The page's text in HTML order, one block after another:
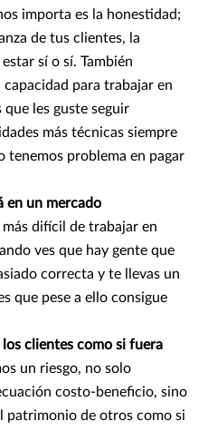
importa es la honestidad;
de tus clientes, la
sí o sí. También
capacidad para trabajar en
les guste seguir
más técnicas siempre
tenemos problema en pagar
en un mercado
más difícil de trabajar en
ves que hay gente que
correcta y te llevas un
que pese a ello consigue
clientes como si fuera
un riesgo, no solo
costo-beneficio, sino
patrimonio de otros como si